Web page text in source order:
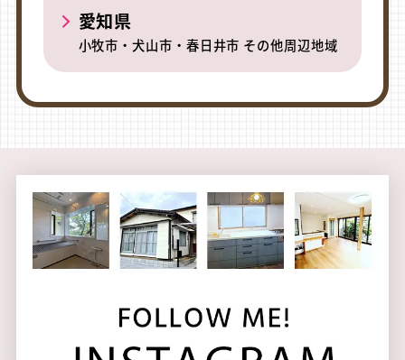
愛知県
小牧市・犬山市・春日井市 その他周辺地域